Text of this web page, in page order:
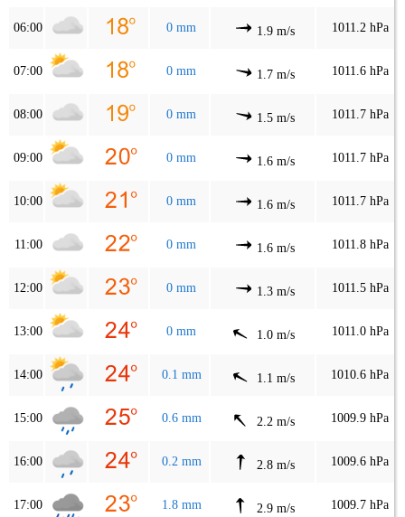
06:00 0 mm 1.9 m/s 1011.2 hPa
07:00 0 mm 1.7 m/s 1011.6 hPa
08:00 0 mm 1.5 m/s 1011.7 hPa
09:00 0 mm 1.6 m/s 1011.7 hPa
10:00 0 mm 1.6 m/s 1011.7 hPa
11:00 0 mm 1.6 m/s 1011.8 hPa
12:00 0 mm 1.3 m/s 1011.5 hPa
13:00 0 mm 1.0 m/s 1011.0 hPa
14:00 0.1 mm 1.1 m/s 1010.6 hPa
15:00 0.6 mm 2.2 m/s 1009.9 hPa
16:00 0.2 mm 2.8 m/s 1009.6 hPa
17:00 1.8 mm 2.9 m/s 1009.7 hPa